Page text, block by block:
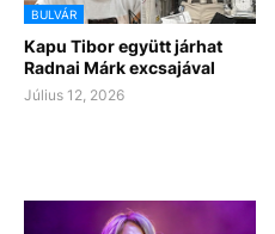
BULVÁR
Kapu Tibor együtt járhat
Radnai Márk excsajával
Július 12, 2026